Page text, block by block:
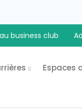
business club
Espaces